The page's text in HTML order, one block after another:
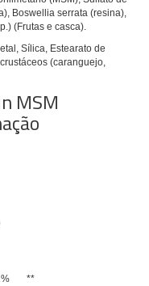
Boswellia serrata (resina),
(Frutas e casca).
Sílica, Estearato de
(caranguejo,
MSM
**